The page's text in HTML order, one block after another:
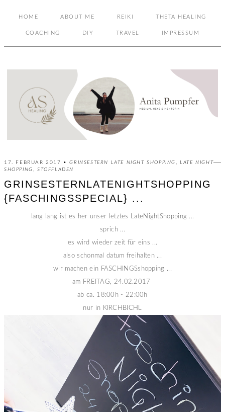
HOME ABOUT ME REIKI THETA HEALING
COACHING DIY TRAVEL IMPRESSUM
17. FEBRUAR 2017 •GRINSESTERN LATE NIGHT SHOPPING ,LATE NIGHT
SHOPPING
STOFFLADEN
GRINSESTERNLATENIGHTSHOPPING
{FASCHINGSSPECIAL} ...
lang lang ist es her unser letztes LateNightShopping ...
sprich ...
es wird wieder zeit für eins ...
also schonmal datum freihalten ...
wir machen ein FASCHINGSshopping ...
am FREITAG, 24.02.2017
ab ca. 18:00h - 22:00h
nur in KIRCHBICHL